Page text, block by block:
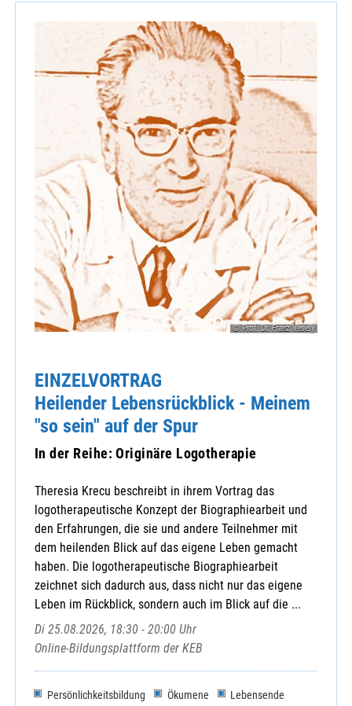
Kolpingwerk Bezirk Fichtelgau
© Prof. Dr. Franz Vesely
EINZELVORTRAG
Heilender Lebensrückblick - Meinem
"so sein" auf der Spur
In der Reihe: Originäre Logotherapie
Theresia Krecu beschreibt in ihrem Vortrag das
logotherapeutische Konzept der Biographiearbeit und
den Erfahrungen, die sie und andere Teilnehmer mit
dem heilenden Blick auf das eigene Leben gemacht
haben. Die logotherapeutische Biographiearbeit
zeichnet sich dadurch aus, dass nicht nur das eigene
Leben im Rückblick, sondern auch im Blick auf die ...
Di 25.08.2026, 18:30 - 20:00 Uhr
Online-Bildungsplattform der KEB
Persönlichkeitsbildung Ökumene
Lebensende